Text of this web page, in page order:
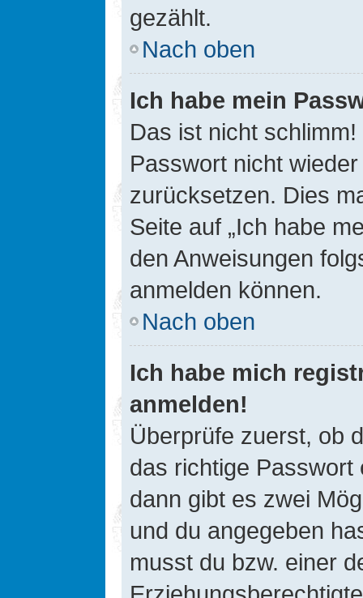
gezählt.
Nach oben
Ich habe mein
Das ist nicht
Passwort nicht
zurücksetzen. Dies
Seite auf „Ich habe
den Anweisungen
anmelden können.
Nach oben
Ich habe mich
anmelden!
Überprüfe zuerst, ob
das richtige Passwort
dann gibt es zwei
und du angegeben
musst du bzw. einer